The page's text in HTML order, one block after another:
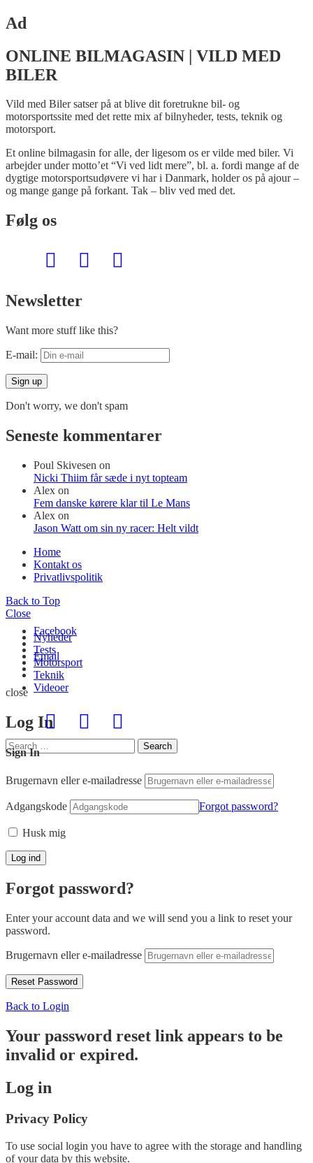
Ad
ONLINE BILMAGASIN | VILD MED
BILER
Vild med Biler satser på at blive dit foretrukne bil- og
motorsportssite med det rette mix af bilnyheder, tests, teknik og
motorsport.
Et online bilmagasin for alle, der ligesom os er vilde med biler. Vi
arbejder under motto’et “Vi ved lidt mere”, bl. a. fordi mange af de
dygtige motorsportsudøvere vi har i Danmark, holder os på ajour –
og mange gange på forkant. Tak – bliv ved med det.
Følg os
Newsletter
Want more stuff like this?
E-mail:
Don't worry, we don't spam
Seneste kommentarer
Poul Skivesen on
Nicki Thiim får sæde i nyt topteam
Alex on
Fem danske kørere klar til Le Mans
Alex on
Jason Watt om sin ny racer: Helt vildt
Home
Kontakt os
Privatlivspolitik
Back to Top
Close
Nyheder
Tests
Motorsport
Teknik
Videoer
Search
for:
Search
Facebook
Email
close
Log In
Sign In
Brugernavn eller e-mailadresse
Adgangskode Forgot password?
Husk mig
Forgot password?
Enter your account data and we will send you a link to reset your
password.
Brugernavn eller e-mailadresse
Back to Login
Your password reset link appears to be
invalid or expired.
Log in
Privacy Policy
To use social login you have to agree with the storage and handling
of your data by this website.